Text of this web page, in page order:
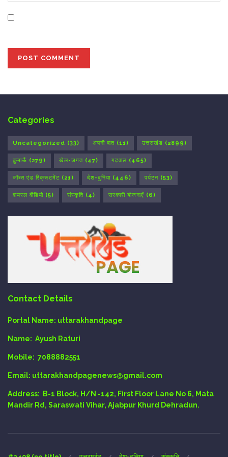
Categories
Uncategorized (33) अपनी बात (11) उत्तराखंड (2899)
कुमाऊँ (279) खेल-जगत (47) गढ़वाल (465)
जॉब्स एंड रिक्रूटमेंट (21) देश-दुनिया (446) पर्यटन (53)
वायरल वीडियो (5) संस्कृति (4) सरकारी योजनाएँ (6)
Contact Details
Portal Name: uttarakhandpage
Name: Ayush Raturi
Mobile: 7088882551
Email: uttarakhandpagenews@gmail.com
Address:
B-1 Block, H/N -142, First Floor Lane No 6, Mata
Mandir Rd, Saraswati Vihar, Ajabpur Khurd Dehradun.